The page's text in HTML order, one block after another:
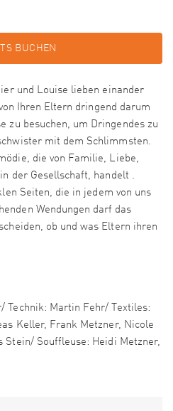
BUCHEN
und Louise lieben einander
Ihren Eltern dringend darum
zu besuchen, um Dringendes zu
mit dem Schlimmsten.
die von Familie, Liebe,
der Gesellschaft, handelt .
Seiten, die in jedem von uns
Wendungen darf das
ob und was Eltern ihren
Technik: Martin Fehr/ Textiles:
Keller, Frank Metzner, Nicole
Stein/ Souffleuse: Heidi Metzner,